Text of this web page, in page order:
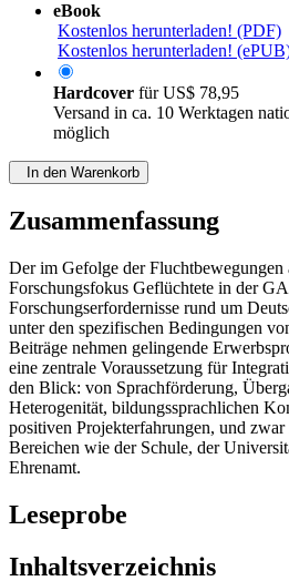
eBook
Kostenlos herunterladen! (PDF)
Kostenlos herunterladen!
Hardcover fürUS$ 78,95
Versand in ca. 10 Werktagen
möglich
In den Warenkorb
Zusammenfassung
Der im Gefolge der Fluchtbewegungen
Forschungsfokus Geflüchtete in der
Forschungserfordernisse rund um
unter den spezifischen Bedingungen
Beiträge nehmen gelingende
eine zentrale Voraussetzung für
den Blick: von Sprachförderung,
Heterogenität, bildungssprachlichen
positiven Projekterfahrungen, und zwar
Bereichen wie der Schule, der
Ehrenamt.
Leseprobe
Inhaltsverzeichnis